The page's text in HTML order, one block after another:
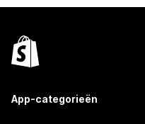
App-categorieën